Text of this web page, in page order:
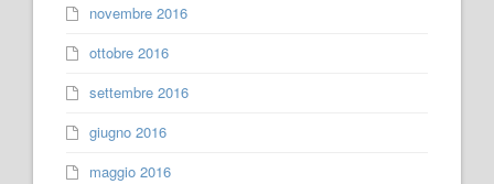
novembre 2016
ottobre 2016
settembre 2016
giugno 2016
maggio 2016